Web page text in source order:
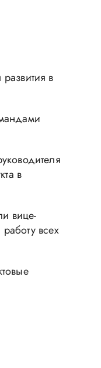
в
в
вице-
всех